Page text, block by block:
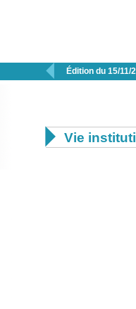
 Édition du 15/11/
 Vie